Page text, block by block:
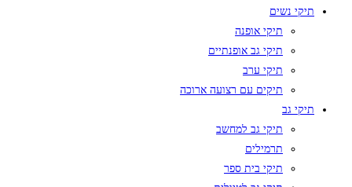
תיקי נשים
תיקי אופנה
תיקי גב אופנתיים
תיקי ערב
תיקים עם רצועה ארוכה
תיקי גב
תיקי גב למחשב
תרמילים
תיקי בית ספר